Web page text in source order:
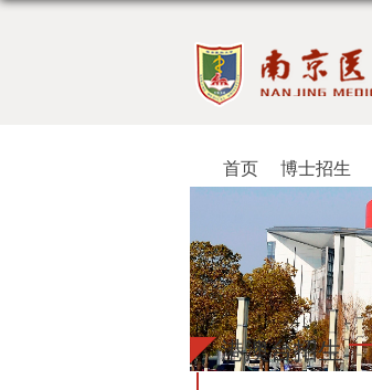
首页 博士招生
港澳台招生